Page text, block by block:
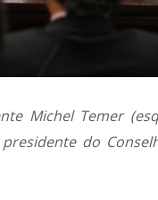
Michel Temer
do